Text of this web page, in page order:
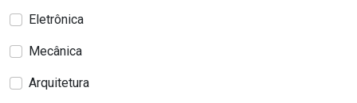
Eletrônica
Mecânica
Arquitetura